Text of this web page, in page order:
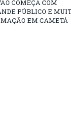
COMEÇA COM
PÚBLICO E
EM CAMETÁ